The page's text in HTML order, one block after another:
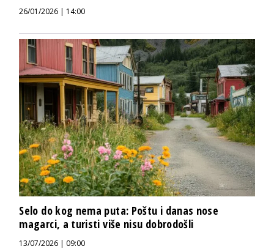
26/01/2026 | 14:00
Selo do kog nema puta: Poštu i danas nose
magarci, a turisti više nisu dobrodošli
13/07/2026 | 09:00